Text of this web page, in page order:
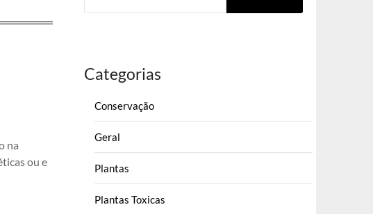
na
ou e
Categorias
Conservação
Geral
Plantas
Plantas Toxicas